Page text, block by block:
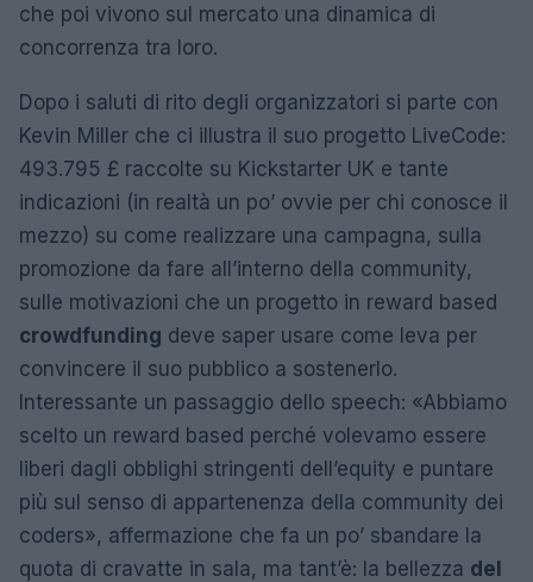
che poi vivono sul mercato una dinamica di
concorrenza tra loro.
Dopo i saluti di rito degli organizzatori si parte con
Kevin Miller che ci illustra il suo progetto LiveCode:
493.795 £ raccolte su Kickstarter UK e tante
indicazioni (in realtà un po’ ovvie per chi conosce il
mezzo) su come realizzare una campagna, sulla
promozione da fare all’interno della community,
sulle motivazioni che un progetto in reward based
crowdfunding deve saper usare come leva per
convincere il suo pubblico a sostenerlo.
Interessante un passaggio dello speech: «Abbiamo
scelto un reward based perché volevamo essere
liberi dagli obblighi stringenti dell’equity e puntare
più sul senso di appartenenza della community dei
coders», affermazione che fa un po’ sbandare la
quota di cravatte in sala, ma tant’è: la bellezza del